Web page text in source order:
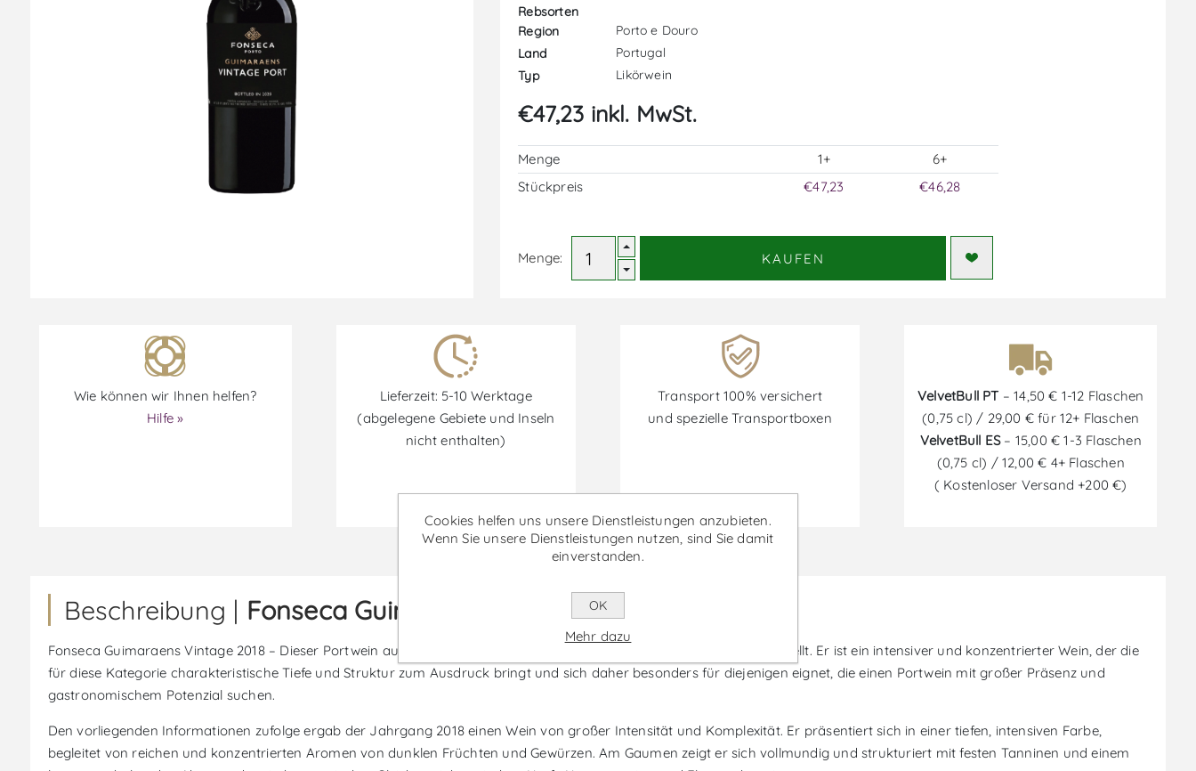
Rebsorten
Region
Porto e Douro
Land
Portugal
Typ
Likörwein
€47,23 inkl. MwSt.
Menge 1+
6+
Stückpreis
€47,23 €46,28
Menge: KAUFEN
Wie können wir Ihnen helfen?
Hilfe »
Lieferzeit: 5-10 Werktage
(abgelegene Gebiete und Inseln
nicht enthalten)
Transport 100% versichert
und spezielle Transportboxen
VelvetBull PT – 14,50 € 1-12 Flaschen
(0,75 cl) / 29,00 € für 12+ Flaschen
VelvetBull ES– 15,00 € 1-3 Flaschen
(0,75 cl) / 12,00 € 4+ Flaschen
( Kostenloser Versand +200 €)
Rabatte sind vom 30/06/2026 bis zum 30/09/2026 verfügbar.
Beschreibung | Fonseca Guimaraens Vintage 2018 - Portwein
Fonseca Guimaraens Vintage 2018 – Dieser Portwein aus der Region Porto und Douro wird von Porto Fonseca hergestellt. Er ist ein intensiver und konzentrierter Wein, der die
für diese Kategorie charakteristische Tiefe und Struktur zum Ausdruck bringt und sich daher besonders für diejenigen eignet, die einen Portwein mit großer Präsenz und
gastronomischem Potenzial suchen.
Den vorliegenden Informationen zufolge ergab der Jahrgang 2018 einen Wein von großer Intensität und Komplexität. Er präsentiert sich in einer tiefen, intensiven Farbe,
begleitet von reichen und konzentrierten Aromen von dunklen Früchten und Gewürzen. Am Gaumen zeigt er sich vollmundig und strukturiert mit festen Tanninen und einem
Cookies helfen uns unsere Dienstleistungen anzubieten.
Wenn Sie unsere Dienstleistungen nutzen, sind Sie damit
einverstanden.
OK
Mehr dazu